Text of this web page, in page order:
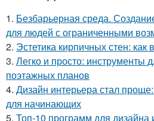
1. Безбарьерная среда.
для людей с ограниченными
2. Эстетика кирпичных стен: как
3. Легко и просто: инструменты
поэтажных планов
4. Дизайн интерьера стал
для начинающих
5. Топ-10 программ для дизайна